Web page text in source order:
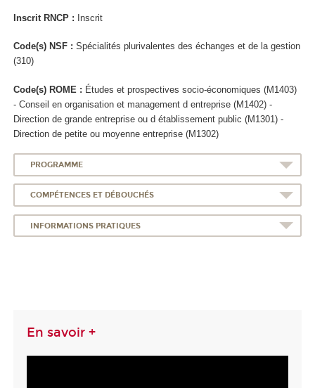
Inscrit RNCP : Inscrit
Code(s) NSF : Spécialités plurivalentes des échanges et de la gestion
(310)
Code(s) ROME : Études et prospectives socio-économiques (M1403)
- Conseil en organisation et management d entreprise (M1402) -
Direction de grande entreprise ou d établissement public (M1301) -
Direction de petite ou moyenne entreprise (M1302)
PROGRAMME
COMPÉTENCES ET DÉBOUCHÉS
INFORMATIONS PRATIQUES
En savoir +